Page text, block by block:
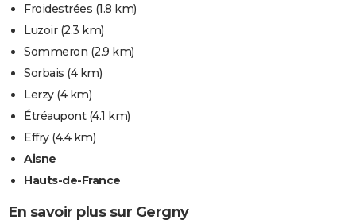
Froidestrées (1.8 km)
Luzoir(2.3 km)
Sommeron (2.9 km)
Sorbais (4 km)
Lerzy(4 km)
Étréaupont(4.1 km)
Effry(4.4 km)
Aisne
Hauts-de-France
En savoir plus sur Gergny